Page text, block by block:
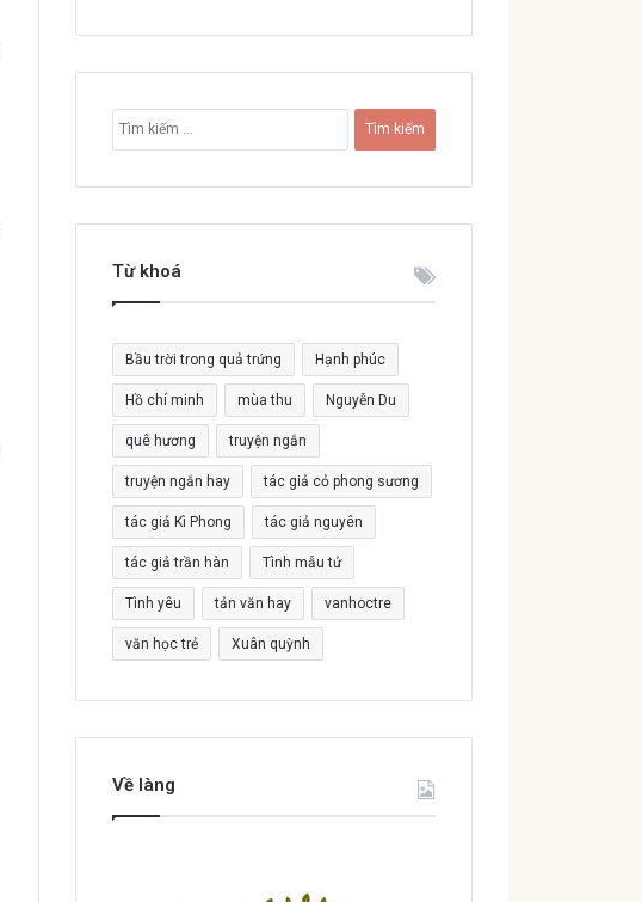
ì
i
c
o
:
Từ khoá
Bầu trời trong quả trứng Hạnh phúc
Hồ chí minh mùa thu Nguyễn Du
quê hương truyện ngắn
truyện ngắn hay tác giả cỏ phong sương
tác giả Kì Phong tác giả nguyên
tác giả trần hàn Tình mẫu tử
Tình yêu tản văn hay vanhoctre
văn học trẻ Xuân quỳnh
Về làng